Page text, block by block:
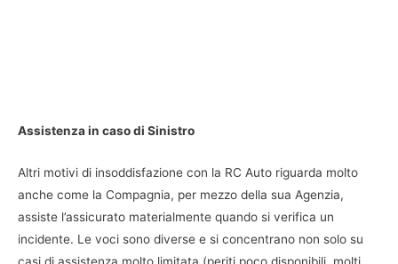
Assistenza in caso di Sinistro
Altri motivi di insoddisfazione con la RC Auto riguarda molto
anche come la Compagnia, per mezzo della sua Agenzia,
assiste l’assicurato materialmente quando si verifica un
incidente. Le voci sono diverse e si concentrano non solo su